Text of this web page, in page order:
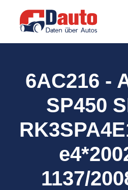
6AC216 -
SP450
1137/